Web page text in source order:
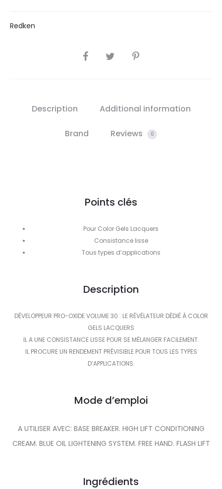
Redken
SHARE
Description Additional information
Brand Reviews 0
Points clés
Pour Color Gels Lacquers
Consistance lisse
Tous types d’applications
Description
DÉVELOPPEUR PRO-OXIDE VOLUME 30 : LE RÉVÉLATEUR DÉDIÉ À COLOR
GELS LACQUERS
IL A UNE CONSISTANCE LISSE POUR SE MÉLANGER FACILEMENT.
IL PROCURE UN RENDEMENT PRÉVISIBLE POUR TOUS LES TYPES
D’APPLICATIONS.
Mode d’emploi
A UTILISER AVEC: BASE BREAKER. HIGH LIFT CONDITIONING
CREAM. BLUE OIL LIGHTENING SYSTEM. FREE HAND. FLASH LIFT
Ingrédients